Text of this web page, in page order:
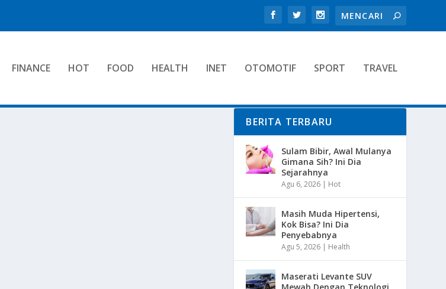
FINANCE HOT FOOD HEALTH INET OTOMOTIF SPORT TRAVEL
BERITA TERBARU
Sulam Bibir, Awal Mulanya
Gimana Sih? Ini Dia
Sejarahnya
Agu 6, 2026 | Hot
Masih Muda Hipertensi,
Kok Bisa? Ini Dia
Penyebabnya
Agu 5, 2026 | Health
Maserati Levante SUV